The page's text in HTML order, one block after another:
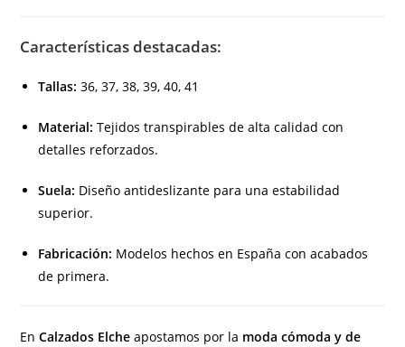
Características destacadas:
Tallas: 36, 37, 38, 39, 40, 41
Material: Tejidos transpirables de alta calidad con
detalles reforzados.
Suela: Diseño antideslizante para una estabilidad
superior.
Fabricación: Modelos hechos en España con acabados
de primera.
EnCalzados Elche apostamos por la moda cómoda y de